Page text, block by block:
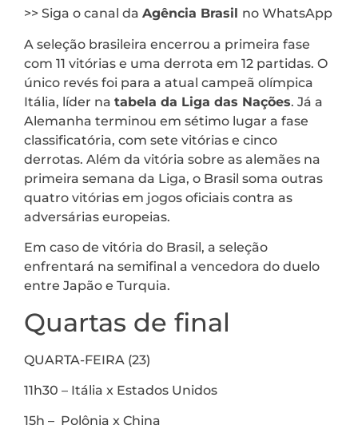
>> Siga o canal da Agência Brasil no WhatsApp
A seleção brasileira encerrou a primeira fase
com 11 vitórias e uma derrota em 12 partidas. O
único revés foi para a atual campeã olímpica
Itália, líder na tabela da Liga das Nações. Já a
Alemanha terminou em sétimo lugar a fase
classificatória, com sete vitórias e cinco
derrotas. Além da vitória sobre as alemães na
primeira semana da Liga, o Brasil soma outras
quatro vitórias em jogos oficiais contra as
adversárias europeias.
Em caso de vitória do Brasil, a seleção
enfrentará na semifinal a vencedora do duelo
entre Japão e Turquia.
Quartas de final
QUARTA-FEIRA (23)
11h30 – Itália x Estados Unidos
15h – Polônia x China